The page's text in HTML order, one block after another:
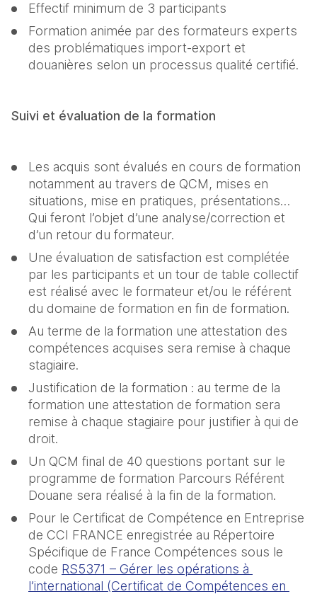
Effectif minimum de 3 participants
Formation animée par des formateurs experts
des problématiques import-export et
douanières selon un processus qualité certifié.
Suivi et évaluation de la formation
Les acquis sont évalués en cours de formation
notamment au travers de QCM, mises en
situations, mise en pratiques, présentations…
Qui feront l’objet d’une analyse/correction et
d’un retour du formateur.
Une évaluation de satisfaction est complétée
par les participants et un tour de table collectif
est réalisé avec le formateur et/ou le référent
du domaine de formation en fin de formation.
Au terme de la formation une attestation des
compétences acquises sera remise à chaque
stagiaire.
Justification de la formation : au terme de la
formation une attestation de formation sera
remise à chaque stagiaire pour justifier à qui de
droit.
Un QCM final de 40 questions portant sur le
programme de formation Parcours Référent
Douane sera réalisé à la fin de la formation.
Pour le Certificat de Compétence en Entreprise
de CCI FRANCE enregistrée au Répertoire
Spécifique de France Compétences sous le
code RS5371 – Gérer les opérations à
l’international (Certificat de Compétences en